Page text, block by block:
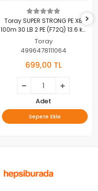
Toray SUPER STRONG PE X8
100m 30 LB 2 PE (F72Q) 13.6 kg
0.235 mm
Toray
4996478111064
699,00 TL
Adet
Sepete Ekle